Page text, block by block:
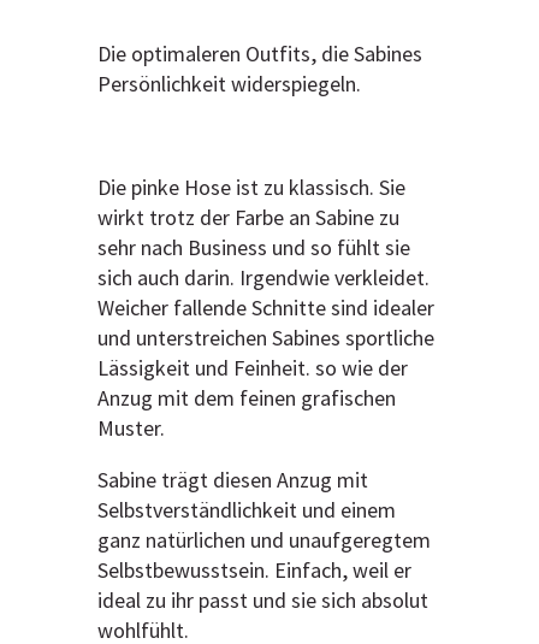
Die optimaleren Outfits, die Sabines
Persönlichkeit widerspiegeln.
Die pinke Hose ist zu klassisch. Sie
wirkt trotz der Farbe an Sabine zu
sehr nach Business und so fühlt sie
sich auch darin. Irgendwie verkleidet.
Weicher fallende Schnitte sind idealer
und unterstreichen Sabines sportliche
Lässigkeit und Feinheit. so wie der
Anzug mit dem feinen grafischen
Muster.
Sabine trägt diesen Anzug mit
Selbstverständlichkeit und einem
ganz natürlichen und unaufgeregtem
Selbstbewusstsein. Einfach, weil er
ideal zu ihr passt und sie sich absolut
wohlfühlt.